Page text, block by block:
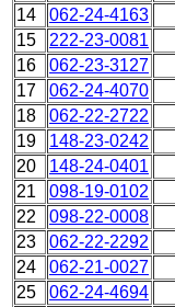
14
062-24-4163
15
222-23-0081
16
062-23-3127
17
062-24-4070
18
062-22-2722
19
148-23-0242
20
148-24-0401
21
098-19-0102
22
098-22-0008
23
062-22-2292
24
062-21-0027
25
062-24-4694